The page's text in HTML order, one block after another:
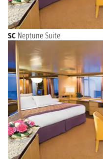
SC Neptune Suite